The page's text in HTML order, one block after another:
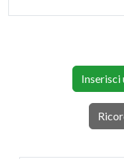
Inserisci